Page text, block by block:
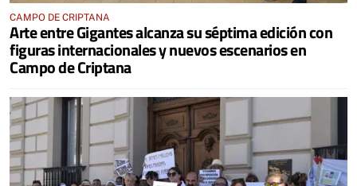
CAMPO DE CRIPTANA
Arte entre Gigantes alcanza su séptima edición con
figuras internacionales y nuevos escenarios en
Campo de Criptana